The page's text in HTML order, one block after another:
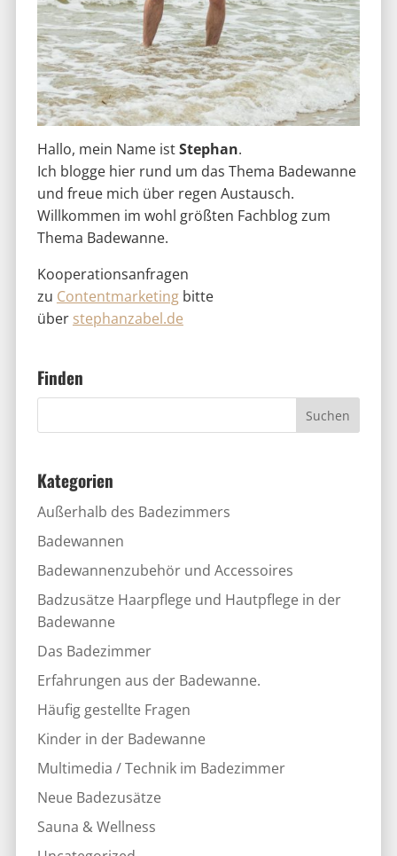
Hallo, mein Name istStephan.
Ich blogge hier rund um das Thema Badewanne
und freue mich über regen Austausch.
Willkommen im wohl größten Fachblog zum
Thema Badewanne.
Kooperationsanfragen
zu Contentmarketingbitte
über stephanzabel.de
Finden
Kategorien
Außerhalb des Badezimmers
Badewannen
Badewannenzubehör und Accessoires
Badzusätze Haarpflege und Hautpflege in der
Badewanne
Das Badezimmer
Erfahrungen aus der Badewanne.
Häufig gestellte Fragen
Kinder in der Badewanne
Multimedia / Technik im Badezimmer
Neue Badezusätze
Sauna & Wellness